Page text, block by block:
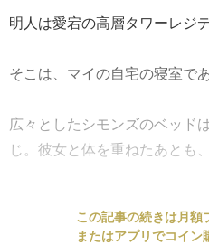
明人は愛宕の高層タワーレジ
そこは、マイの自宅の寝室であ
広々としたシモンズのベッド
じ。彼女と体を重ねたあとも
この記事の続きは月額
またはアプリでコイ